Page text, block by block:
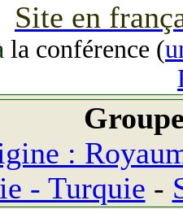
Site en
la conférence (
:
- Turquie -